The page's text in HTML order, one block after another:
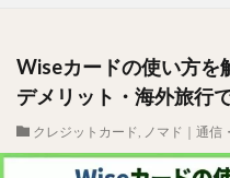
Wiseカードの使い方を
デメリット・海外旅行
クレジットカード, ノマド｜通信